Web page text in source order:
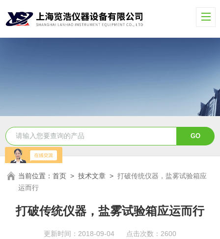
当前位置：首页 >技术文章 >打破传统仪器，盐雾试验箱应
运而行
打破传统仪器，盐雾试验箱应运而行
更新时间：2018-09-04 点击次数：2600